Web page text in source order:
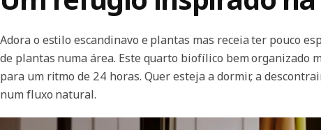
Adora o estilo escandinavo e plantas mas receia ter pouco
de plantas numa área. Este quarto biofílico bem organizado
para um ritmo de 24 horas. Quer esteja a dormir, a
num fluxo natural.